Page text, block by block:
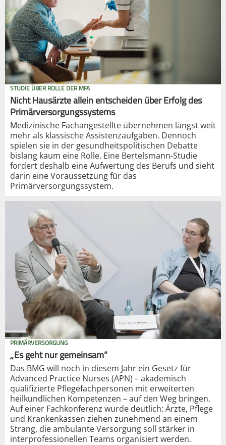
STUDIE ÜBER ROLLE DER MFA
Nicht Hausärzte allein entscheiden über Erfolg des
Primärversorgungssystems
Medizinische Fachangestellte übernehmen längst weit
mehr als klassische Assistenzaufgaben. Dennoch
spielen sie in der gesundheitspolitischen Debatte
bislang kaum eine Rolle. Eine Bertelsmann-Studie
fordert deshalb eine Aufwertung des Berufs und sieht
darin eine Voraussetzung für das
Primärversorgungssystem.
PRIMÄRVERSORGUNG
„Es geht nur gemeinsam“
Das BMG will noch in diesem Jahr ein Gesetz für
Advanced Practice Nurses (APN) – akademisch
qualifizierte Pflegefachpersonen mit erweiterten
heilkundlichen Kompetenzen – auf den Weg bringen.
Auf einer Fachkonferenz wurde deutlich: Ärzte, Pflege
und Krankenkassen ziehen zunehmend an einem
Strang, die ambulante Versorgung soll stärker in
interprofessionellen Teams organisiert werden.